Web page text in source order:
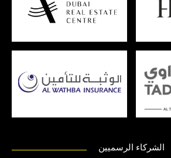
الشركاء الرسميين